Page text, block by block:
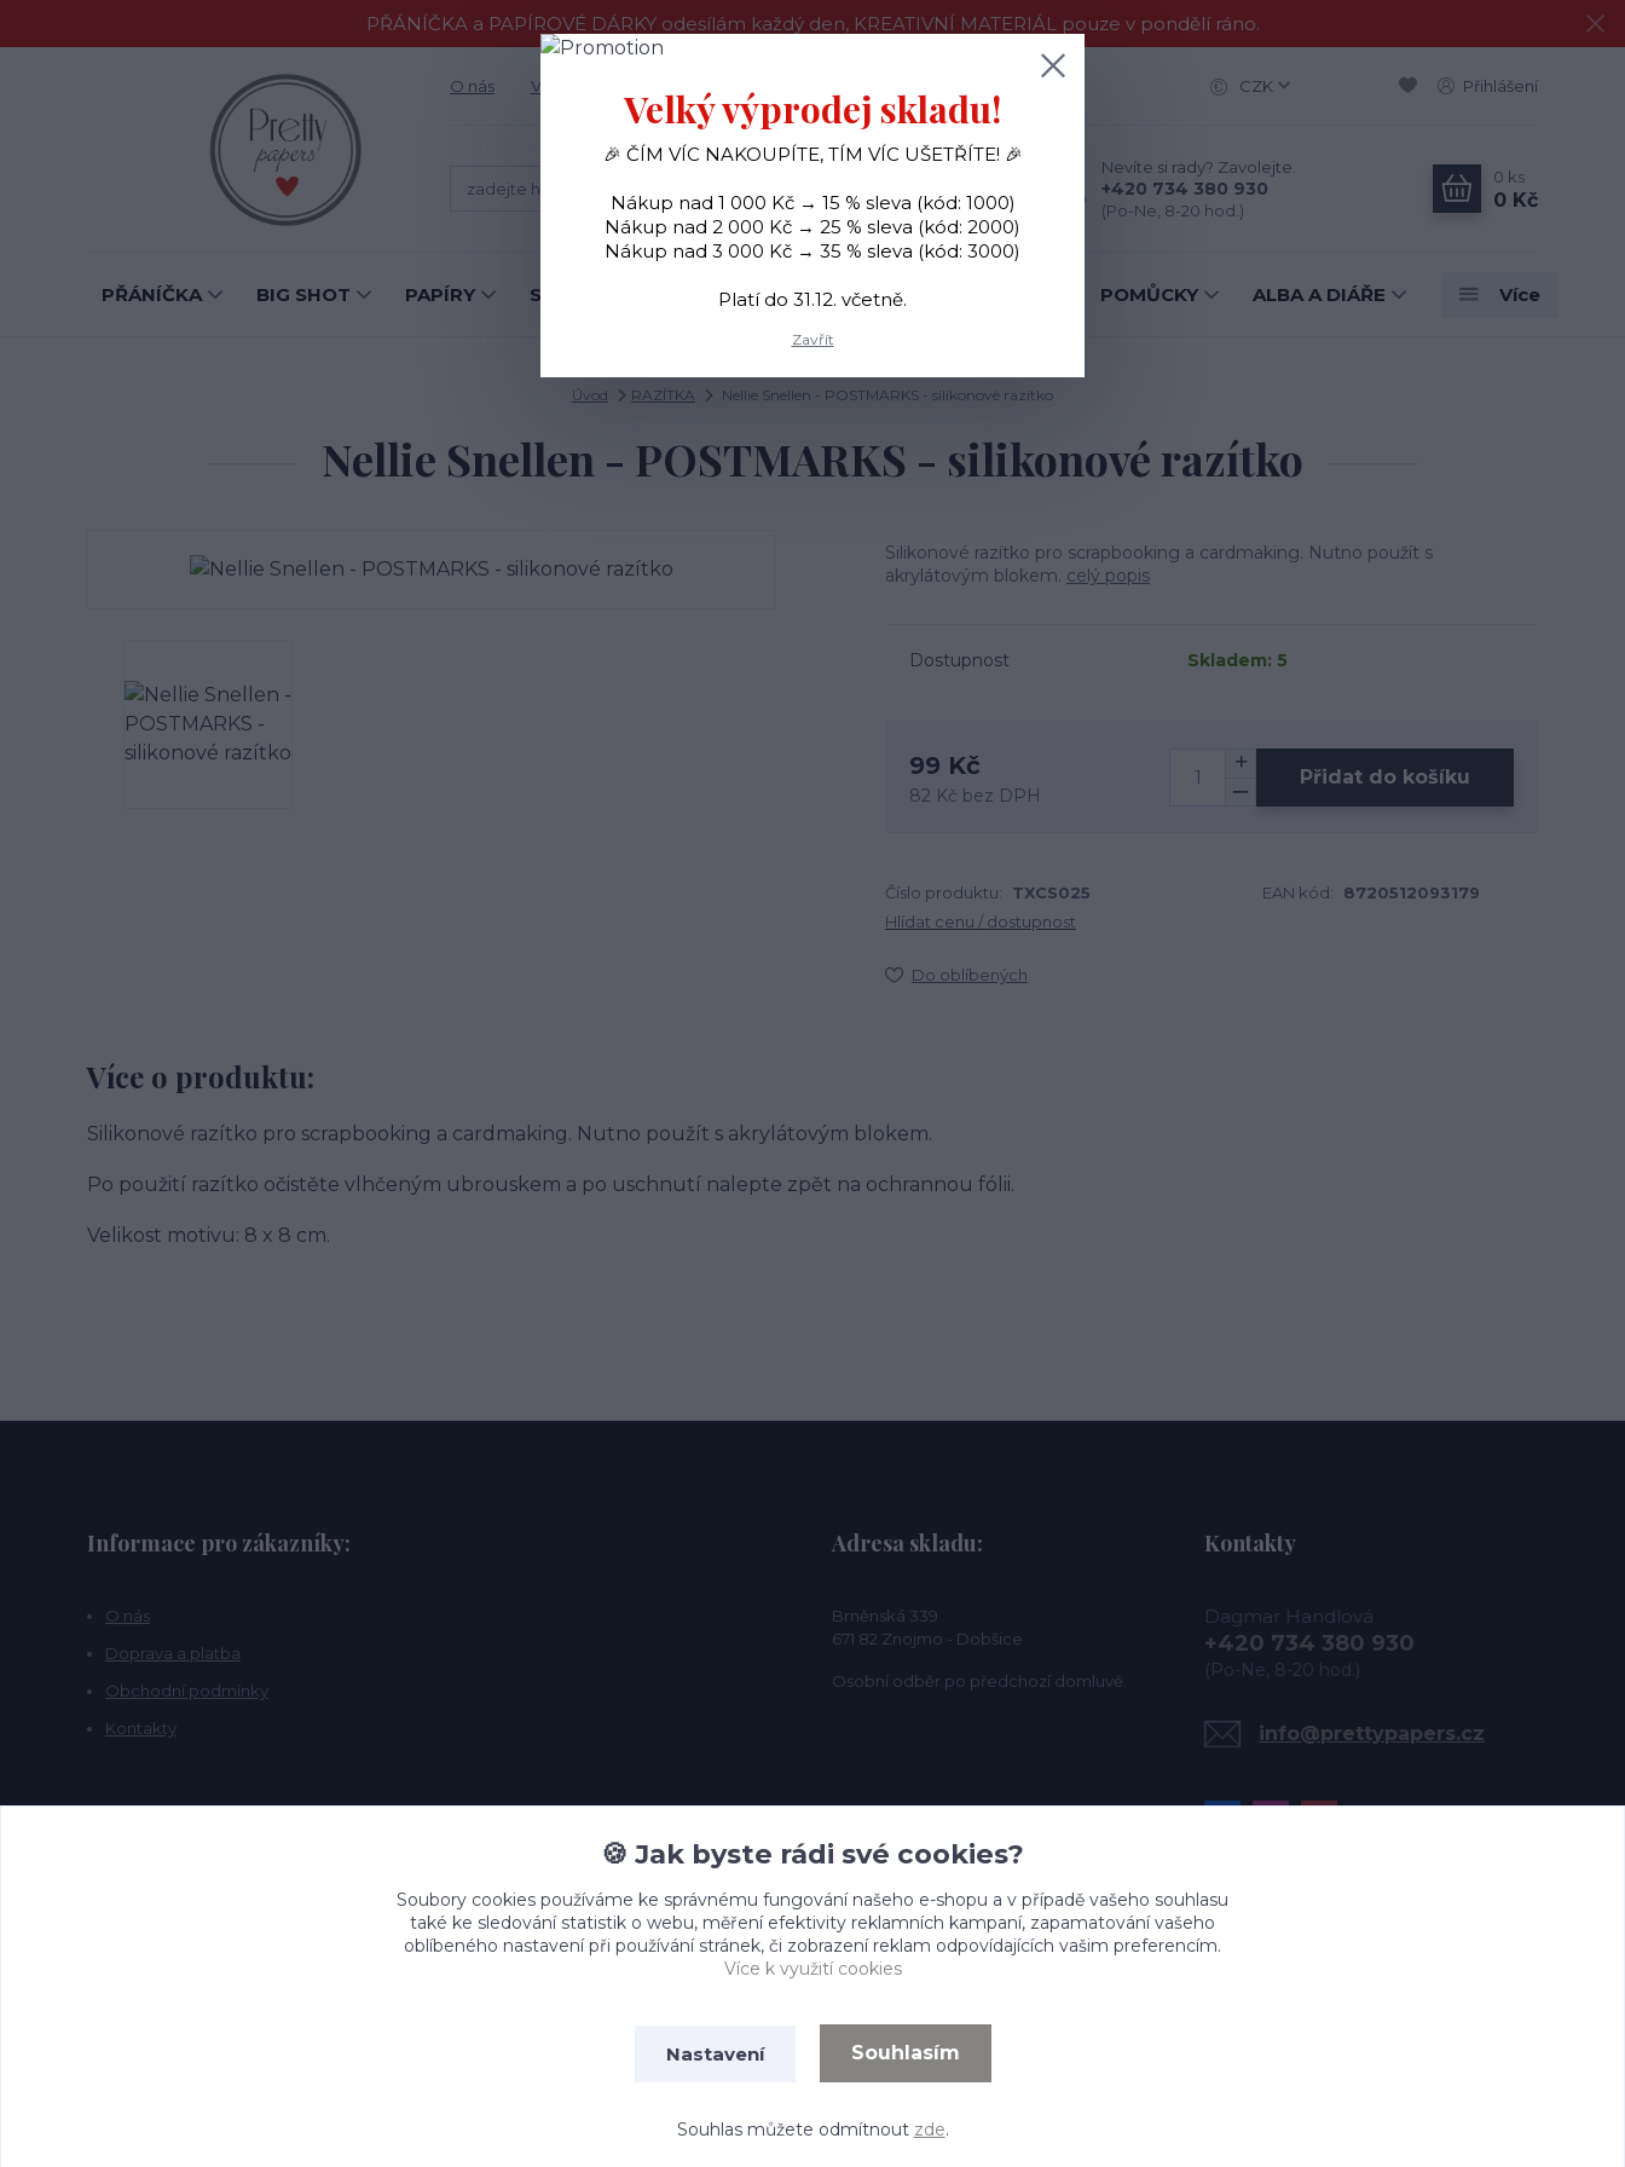
PŘÁNÍČKA a PAPÍROVÉ DÁRKY odesílám každý den, KREATIVNÍ MATERIÁL pouze v pondělí ráno.
O nás Vše o nákupu CZK Přihlášení
Nevíte si rady? Zavolejte.
+420 734 380 930
(Po-Ne, 8-20 hod.)
0 ks
0 Kč
PŘÁNÍČKA BIG SHOT PAPÍRY SAMOLEPKY OZDOBY RAZÍTKA POMŮCKY ALBA A DIÁŘE Více
Úvod RAZÍTKA Nellie Snellen - POSTMARKS - silikonové razítko
Nellie Snellen - POSTMARKS - silikonové razítko
Silikonové razítko pro scrapbooking a cardmaking. Nutno použít s
akrylátovým blokem. celý popis
Dostupnost Skladem: 5
99 Kč
82 Kč bez DPH
Přidat do košíku
Číslo produktu: TXCS025 EAN kód:
8720512093179
Hlídat cenu / dostupnost
Do oblíbených
Více o produktu:
Silikonové razítko pro scrapbooking a cardmaking. Nutno použít s akrylátovým blokem.
Po použití razítko očistěte vlhčeným ubrouskem a po uschnutí nalepte zpět na ochrannou fólii.
Velikost motivu: 8 x 8 cm.
Informace pro zákazníky:
O nás
Doprava a platba
Obchodní podmínky
Kontakty
Adresa skladu:
Brněnská 339
671 82 Znojmo - Dobšice
Osobní odběr po předchozí domluvě.
Kontakty
Dagmar Handlová
+420 734 380 930
(Po-Ne, 8-20 hod.)
info@prettypapers.cz
Velký výprodej skladu!
🎉 ČÍM VÍC NAKOUPÍTE, TÍM VÍC UŠETŘÍTE! 🎉
Nákup nad 1 000 Kč → 15 % sleva (kód: 1000)
Nákup nad 2 000 Kč → 25 % sleva (kód: 2000)
Nákup nad 3 000 Kč → 35 % sleva (kód: 3000)
Platí do 31.12. včetně.
Zavřít
🍪 Jak byste rádi své cookies?
Soubory cookies používáme ke správnému fungování našeho e-shopu a v případě vašeho souhlasu
také ke sledování statistik o webu, měření efektivity reklamních kampaní, zapamatování vašeho
oblíbeného nastavení při používání stránek, či zobrazení reklam odpovídajících vašim preferencím.
Více k využití cookies
Nastavení Souhlasím
Souhlas můžete odmítnout zde.